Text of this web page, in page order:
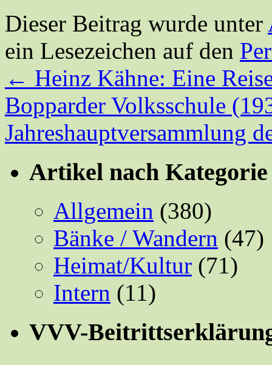
Dieser Beitrag wurde unter
ein Lesezeichen auf den
← Heinz Kähne: Eine
Bopparder Volksschule
Jahreshauptversammlung
Artikel nach Kategorie
Allgemein (380)
Bänke / Wandern (47)
Heimat/Kultur (71)
Intern (11)
VVV-